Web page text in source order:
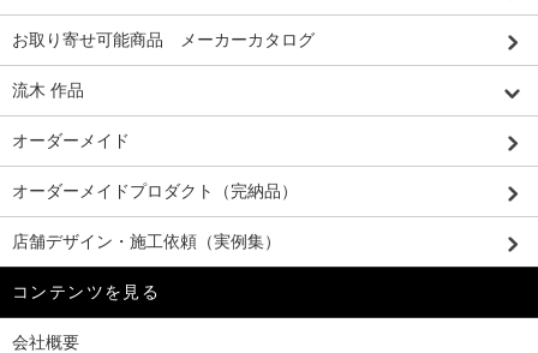
お取り寄せ可能商品 メーカーカタログ
流木 作品
オーダーメイド
オーダーメイドプロダクト（完納品）
店舗デザイン・施工依頼（実例集）
コンテンツを見る
会社概要